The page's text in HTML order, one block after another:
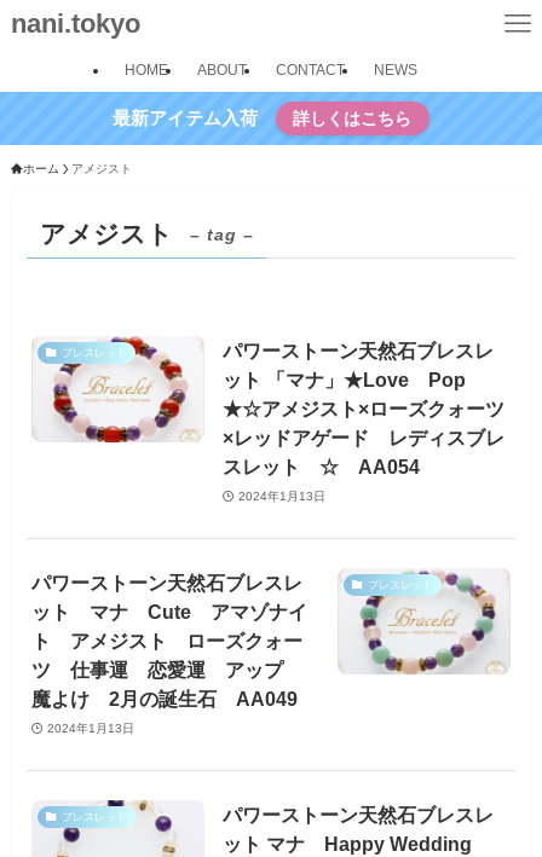
nani.tokyo
HOME ABOUT CONTACT NEWS
最新アイテム入荷 詳しくはこちら
ホーム アメジスト
アメジスト – tag –
ブレスレット
パワーストーン天然石ブレスレ
ット 「マナ」★Love Pop
★☆アメジスト×ローズクォーツ
×レッドアゲード レディスブレ
スレット ☆ AA054
2024年1月13日
ブレスレット
パワーストーン天然石ブレスレ
ット マナ Cute アマゾナイ
ト アメジスト ローズクォー
ツ 仕事運 恋愛運 アップ
魔よけ 2月の誕生石 AA049
2024年1月13日
ブレスレット
パワーストーン天然石ブレスレ
ット マナ Happy Wedding